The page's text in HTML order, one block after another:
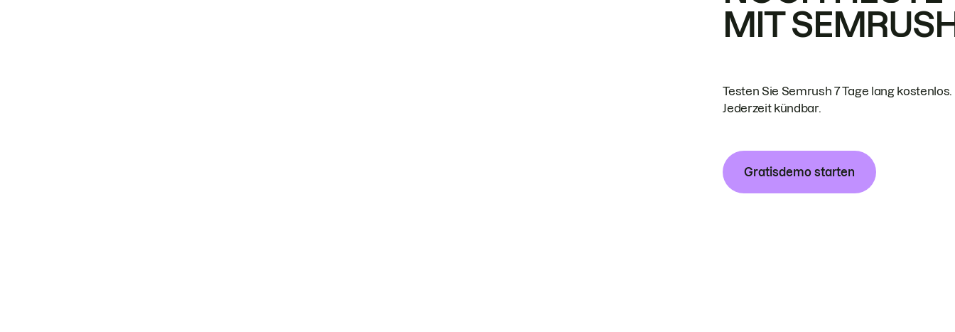
MIT
Testen Sie Semrush 7 Tage lang kostenlos.
Jederzeit kündbar.
Gratisdemo starten